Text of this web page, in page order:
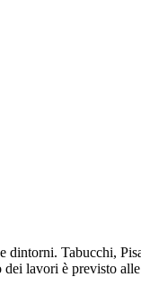
Tabucchi,
lavori è previsto